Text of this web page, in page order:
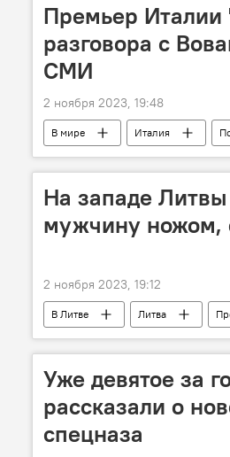
Премьер Италии
разговора с
СМИ
2 ноября 2023, 19:48
В мире Италия
На западе
мужчину ножом,
2 ноября 2023, 19:12
В Литве Литва
Уже девятое за
рассказали о
спецназа